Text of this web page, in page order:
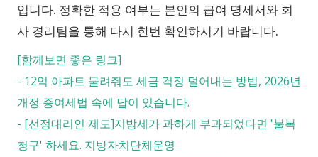
입니다. 정확한 적용 여부는 본인의 급여 명세서와 회
사 경리팀을 통해 다시 한번 확인하시기 바랍니다.
[함께보면 좋은 링크]
- 12억 아파트 물려줘도 세금 걱정 덜어내는 방법, 2026년
개정 증여세법 속에 답이 있습니다.
- [선정대리인 제도]지방세가 과하게 부과되었다면 '불복
청구' 하세요. 지방자치단체운영